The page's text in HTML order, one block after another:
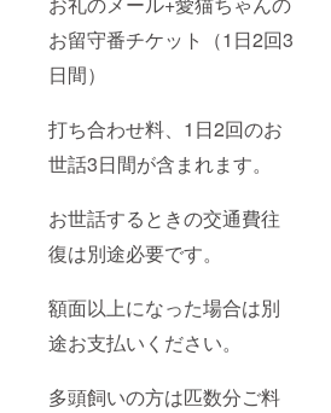
お留守番チケット（1日2回3
日間）
打ち合わせ料、1日2回のお
世話3日間が含まれます。
お世話するときの交通費往
復は別途必要です。
額面以上になった場合は別
途お支払いください。
多頭飼いの方は匹数分ご料